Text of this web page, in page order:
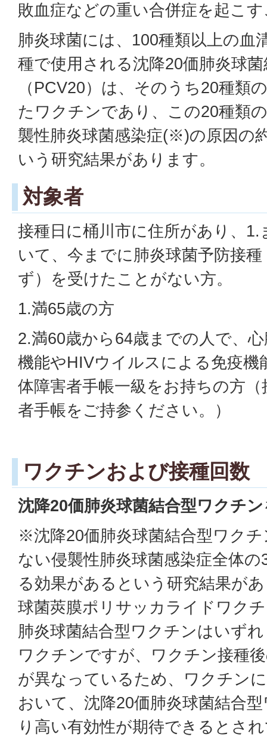
敗血症などの重い合併症を起こ
肺炎球菌には、100種類以上の血
種で使用される沈降20価肺炎球
（PCV20）は、そのうち20種類
たワクチンであり、この20種類
襲性肺炎球菌感染症(※)の原因の
いう研究結果があります。
対象者
接種日に桶川市に住所があり、
いて、今までに肺炎球菌予防接
ず）を受けたことがない方。
1.満65歳の方
2.満60歳から64歳までの人で、
機能やHIVウイルスによる免疫機
体障害者手帳一級をお持ちの方
者手帳をご持参ください。）
ワクチンおよび接種回数
沈降20価肺炎球菌結合型ワクチン
※沈降20価肺炎球菌結合型ワク
ない侵襲性肺炎球菌感染症全体
る効果があるという研究結果が
球菌莢膜ポリサッカライドワク
肺炎球菌結合型ワクチンはいず
ワクチンですが、ワクチン接種
が異なっているため、ワクチン
おいて、沈降20価肺炎球菌結合
り高い有効性が期待できるとさ